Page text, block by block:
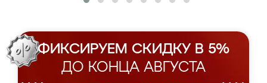
ФИКСИРУЕМ СКИДКУ В 5%
ДО КОНЦА АВГУСТА